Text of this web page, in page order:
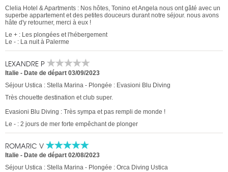
Clelia Hotel & Apartments : Nos hôtes, Tonino et Angela nous ont gâté avec un
superbe appartement et des petites douceurs durant notre séjour. nous avons
hâte d'y retourner, merci à eux !
Le + : Les plongées et l'hébergement
Le - : La nuit à Palerme
LEXANDRE P
Italie - Date de départ 03/09/2023
Séjour Ustica : Stella Marina - Plongée : Evasioni Blu Diving
Très chouette destination et club super.
Evasioni Blu Diving : Très sympa et pas rempli de monde !
Le - : 2 jours de mer forte empêchant de plonger
ROMARIC V
Italie - Date de départ 02/08/2023
Séjour Ustica : Stella Marina - Plongée : Orca Diving Ustica